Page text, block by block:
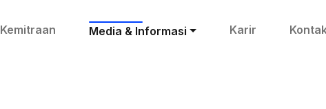
Kemitraan Media & Informasi Karir